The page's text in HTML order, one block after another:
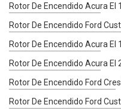
Rotor De Encendido Acura El
Rotor De Encendido Ford
Rotor De Encendido Acura El
Rotor De Encendido Acura El
Rotor De Encendido Ford
Rotor De Encendido Ford